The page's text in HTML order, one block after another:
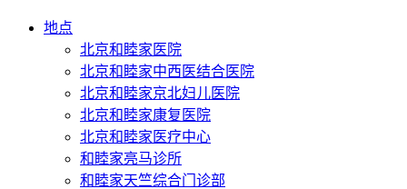
地点
北京和睦家医院
北京和睦家中西医结合医院
北京和睦家京北妇儿医院
北京和睦家康复医院
北京和睦家医疗中心
和睦家亮马诊所
和睦家天竺综合门诊部